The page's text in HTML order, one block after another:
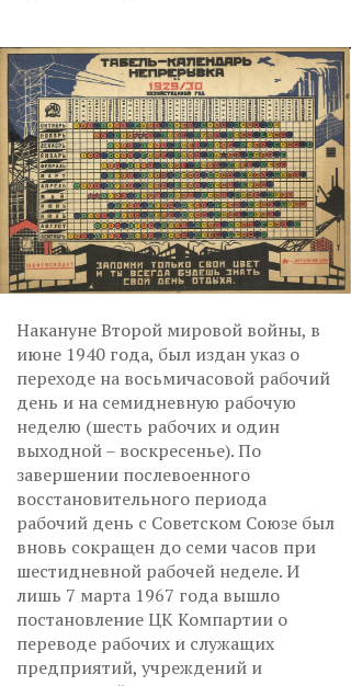
Накануне Второй мировой войны, в
июне 1940 года, был издан указ о
переходе на восьмичасовой рабочий
день и на семидневную рабочую
неделю (шесть рабочих и один
выходной – воскресенье). По
завершении послевоенного
восстановительного периода
рабочий день с Советском Союзе был
вновь сокращен до семи часов при
шестидневной рабочей неделе. И
лишь 7 марта 1967 года вышло
постановление ЦК Компартии о
переводе рабочих и служащих
предприятий, учреждений и